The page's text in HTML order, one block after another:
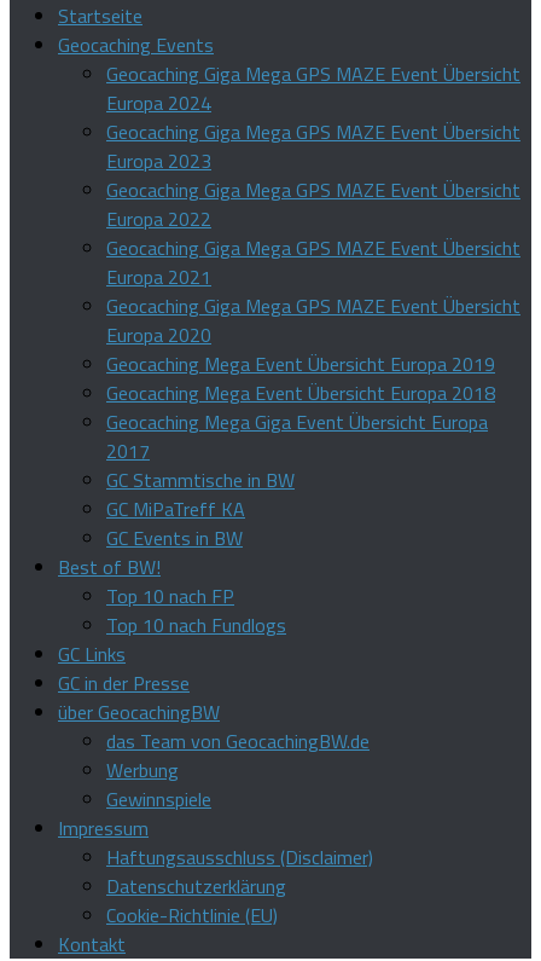
Startseite
Geocaching Events
Geocaching Giga Mega GPS MAZE Event Übersicht
Europa 2024
Geocaching Giga Mega GPS MAZE Event Übersicht
Europa 2023
Geocaching Giga Mega GPS MAZE Event Übersicht
Europa 2022
Geocaching Giga Mega GPS MAZE Event Übersicht
Europa 2021
Geocaching Giga Mega GPS MAZE Event Übersicht
Europa 2020
Geocaching Mega Event Übersicht Europa 2019
Geocaching Mega Event Übersicht Europa 2018
Geocaching Mega Giga Event Übersicht Europa
2017
GC Stammtische in BW
GC MiPaTreff KA
GC Events in BW
Best of BW!
Top 10 nach FP
Top 10 nach Fundlogs
GC Links
GC in der Presse
über GeocachingBW
das Team von GeocachingBW.de
Werbung
Gewinnspiele
Impressum
Haftungsausschluss (Disclaimer)
Datenschutzerklärung
Cookie-Richtlinie (EU)
Kontakt